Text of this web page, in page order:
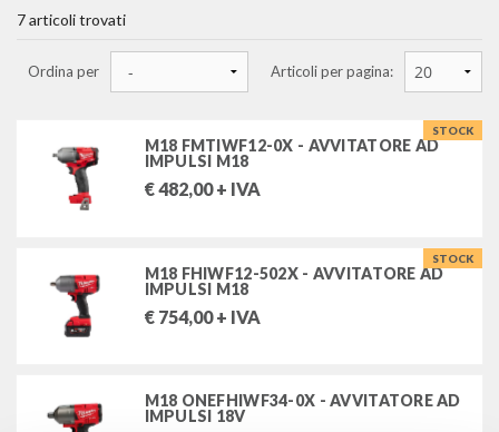
smerigliatrici e levigatrici elettriche
accessori per utensili elettrici
torce, lampade
attrezzature per la batteria e l'impianto elettrico
lampade philips
7 articoli trovati
Ordina per Articoli per pagina:
STOCK
M18 FMTIWF12-0X - AVVITATORE AD
IMPULSI M18
€482,00+ IVA
STOCK
M18 FHIWF12-502X - AVVITATORE AD
IMPULSI M18
€ 754,00+ IVA
M18 ONEFHIWF34-0X - AVVITATORE AD
IMPULSI 18V